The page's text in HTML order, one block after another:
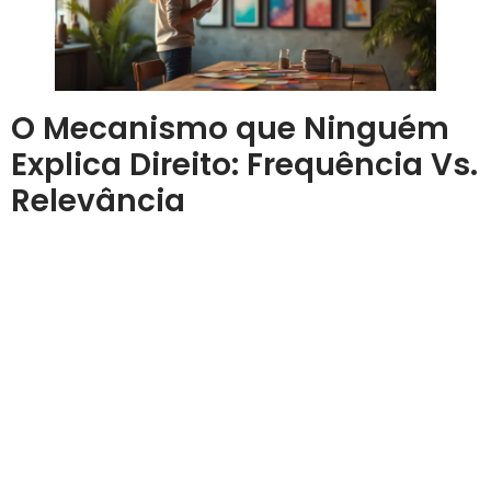
O Mecanismo que Ninguém
Explica Direito: Frequência Vs.
Relevância